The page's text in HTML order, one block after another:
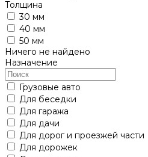
Толщина
30 мм
40 мм
50 мм
Ничего не найдено
Назначение
Грузовые авто
Для беседки
Для гаража
Для дачи
Для дорог и проезжей части
Для дорожек